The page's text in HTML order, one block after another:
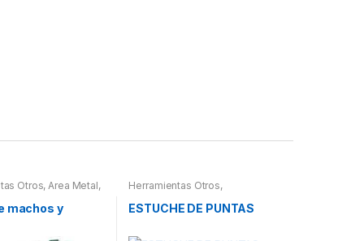
Otros, Area Metal,
Compresímetros,
machos y
Herramientas Otros,
Herramientas De Mano,
Maletines Herramientas,
otros
ESTUCHE DE PUNTAS